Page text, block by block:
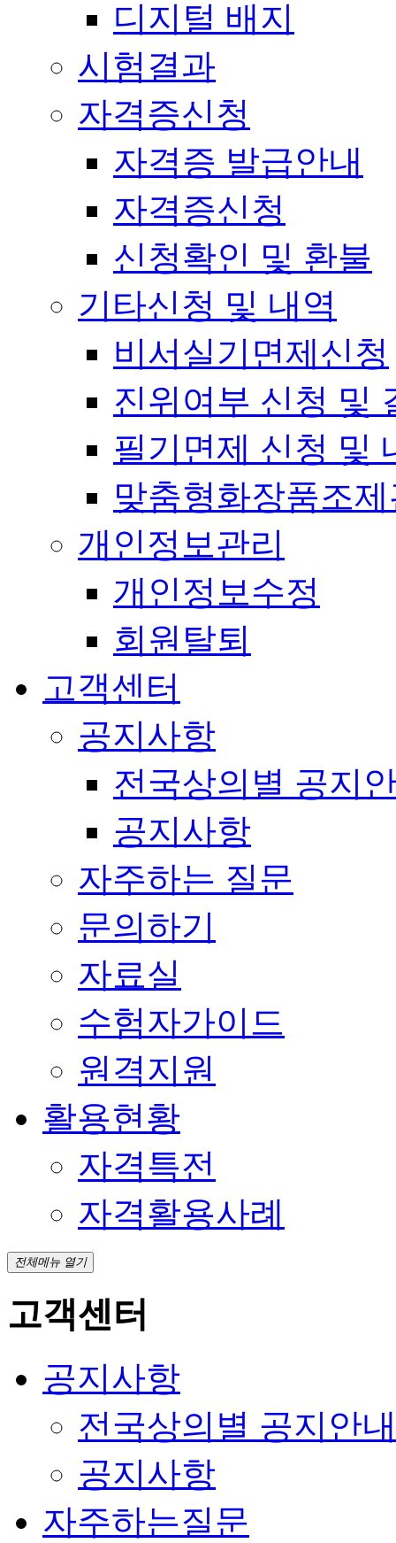
디지털 배지
시험결과
자격증신청
자격증 발급안내
자격증신청
신청확인 및 환불
기타신청 및 내역
비서실기면제신청
진위여부 신청 및
필기면제 신청 및
맞춤형화장품조
개인정보관리
개인정보수정
회원탈퇴
고객센터
공지사항
전국상의별 공지
공지사항
자주하는 질문
문의하기
자료실
수험자가이드
원격지원
활용현황
자격특전
자격활용사례
전체메뉴 열기
고객센터
공지사항
전국상의별 공지안내
공지사항
자주하는질문